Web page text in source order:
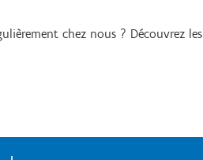
chez nous ? Découvrez les